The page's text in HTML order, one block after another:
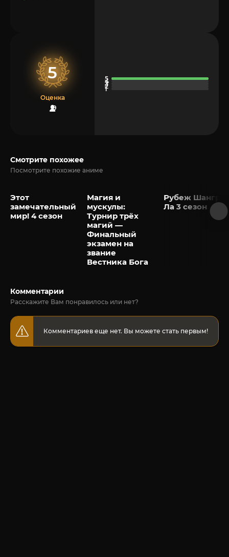
5
Оценка
9
Смотрите похожее
Посмотрите похожие аниме
Этот
замечательный
мир! 4 сезон
Магия и
мускулы:
Турнир трёх
магий —
Финальный
экзамен на
звание
Вестника Бога
Рубеж Шангри-
Ла 3 сезон
Комментарии
Расскажите Вам понравилось или нет?
Комментариев еще нет. Вы можете стать первым!